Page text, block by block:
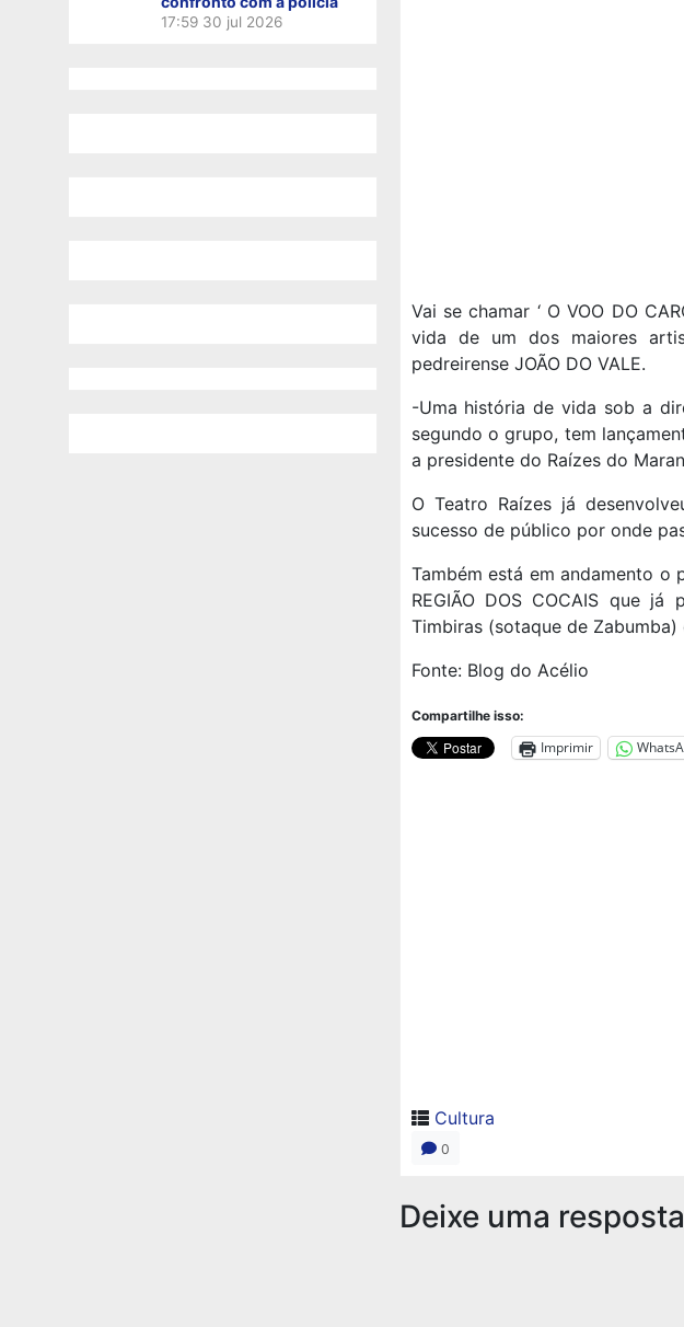
17:59 30 jul 2026
Vai se chamar ‘ O VOO DO
vida de um dos maiores
pedreirense JOÃO DO VALE.
-Uma história de vida sob a
segundo o grupo, tem
a presidente do Raízes do
O Teatro Raízes já
sucesso de público por onde
Também está em andamento o
REGIÃO DOS COCAIS que
Timbiras (sotaque de
Fonte: Blog do Acélio
Compartilhe isso:
Imprimir
Cultura
0
Deixe uma resposta